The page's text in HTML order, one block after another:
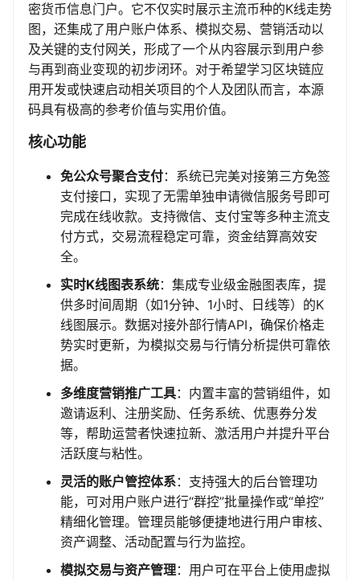
密货币信息门户。它不仅实时展示主流币种的K线走势
图，还集成了用户账户体系、模拟交易、营销活动以
及关键的支付网关，形成了一个从内容展示到用户参
与再到商业变现的初步闭环。对于希望学习区块链应
用开发或快速启动相关项目的个人及团队而言，本源
码具有极高的参考价值与实用价值。
核心功能
免公众号聚合支付：系统已完美对接第三方免签
支付接口，实现了无需单独申请微信服务号即可
完成在线收款。支持微信、支付宝等多种主流支
付方式，交易流程稳定可靠，资金结算高效安
全。
实时K线图表系统：集成专业级金融图表库，提
供多时间周期（如1分钟、1小时、日线等）的K
线图展示。数据对接外部行情API，确保价格走
势实时更新，为模拟交易与行情分析提供可靠依
据。
多维度营销推广工具：内置丰富的营销组件，如
邀请返利、注册奖励、任务系统、优惠券分发
等，帮助运营者快速拉新、激活用户并提升平台
活跃度与粘性。
灵活的账户管控体系：支持强大的后台管理功
能，可对用户账户进行“群控”批量操作或“单控”
精细化管理。管理员能够便捷地进行用户审核、
资产调整、活动配置与行为监控。
模拟交易与资产管理：用户可在平台上使用虚拟